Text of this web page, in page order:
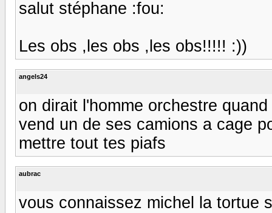
salut stéphane :fou:
Les obs ,les obs ,les obs!!!!! :))
angels24
on dirait l'homme orchestre
vend un de ses camions a cage
mettre tout tes piafs
aubrac
vous connaissez michel la tortue